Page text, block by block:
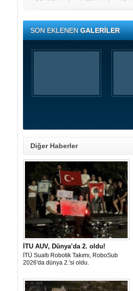
SON EKLENENGALERİLER
Diğer Haberler
İTU AUV, Dünya’da 2. oldu!
İTÜ Sualtı Robotik Takımı, RoboSub
2026'da dünya 2.'si oldu.